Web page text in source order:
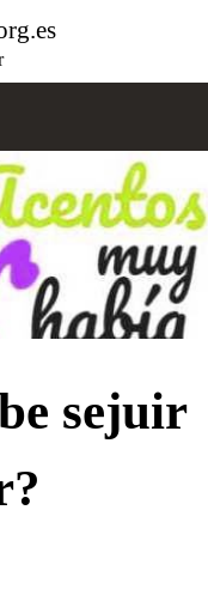
sejuir